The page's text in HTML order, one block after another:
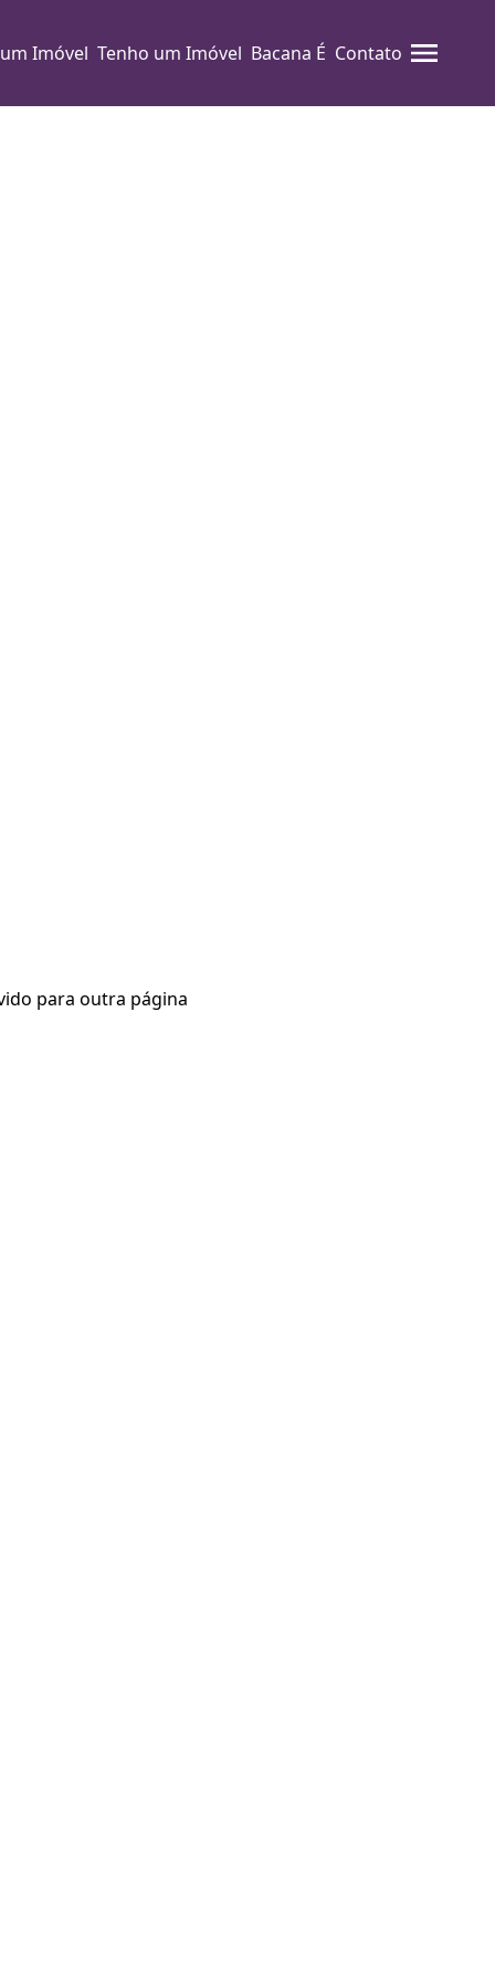
Imóvel Tenho um Imóvel Bacana É Contato
para outra página